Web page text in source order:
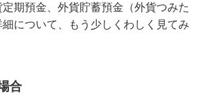
期預金、外貨貯蓄預金（外貨つみた
について、もう少しくわしく見てみ
合